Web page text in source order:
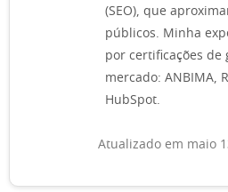
(SEO), que
públicos. Minha
por certificações de
mercado: ANBIMA,
HubSpot.
Atualizado em maio